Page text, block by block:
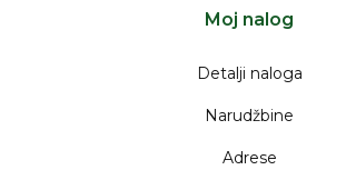
Moj nalog
Detalji naloga
Narudžbine
Adrese